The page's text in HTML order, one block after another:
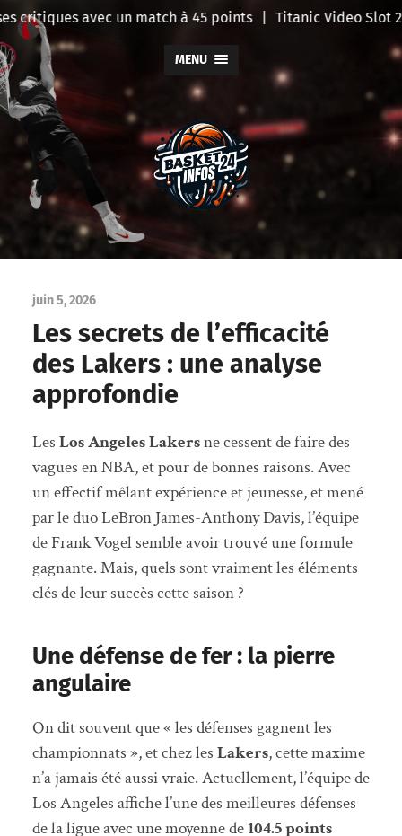
critiques avec un match à 45 points | Titanic Video Slot
MENU
BasketInfo
juin 5, 2026
Les secrets de l’efficacité
des Lakers : une analyse
approfondie
Les Los Angeles Lakersne cessent de faire des
vagues en NBA, et pour de bonnes raisons. Avec
un effectif mêlant expérience et jeunesse, et mené
par le duo LeBron James-Anthony Davis, l’équipe
de Frank Vogel semble avoir trouvé une formule
gagnante. Mais, quels sont vraiment les éléments
clés de leur succès cette saison ?
Une défense de fer : la pierre
angulaire
On dit souvent que « les défenses gagnent les
championnats », et chez les Lakers, cette maxime
n’a jamais été aussi vraie. Actuellement, l’équipe de
Los Angeles affiche l’une des meilleures défenses
de la ligue avec une moyenne de 104.5 points